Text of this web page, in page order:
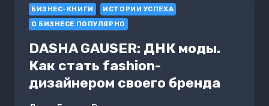
БИЗНЕС-КНИГИ
ИСТОРИИ УСПЕХА
О БИЗНЕСЕ ПОПУЛЯРНО
DASHA GAUSER: ДНК моды.
Как стать fashion-
дизайнером своего бренда